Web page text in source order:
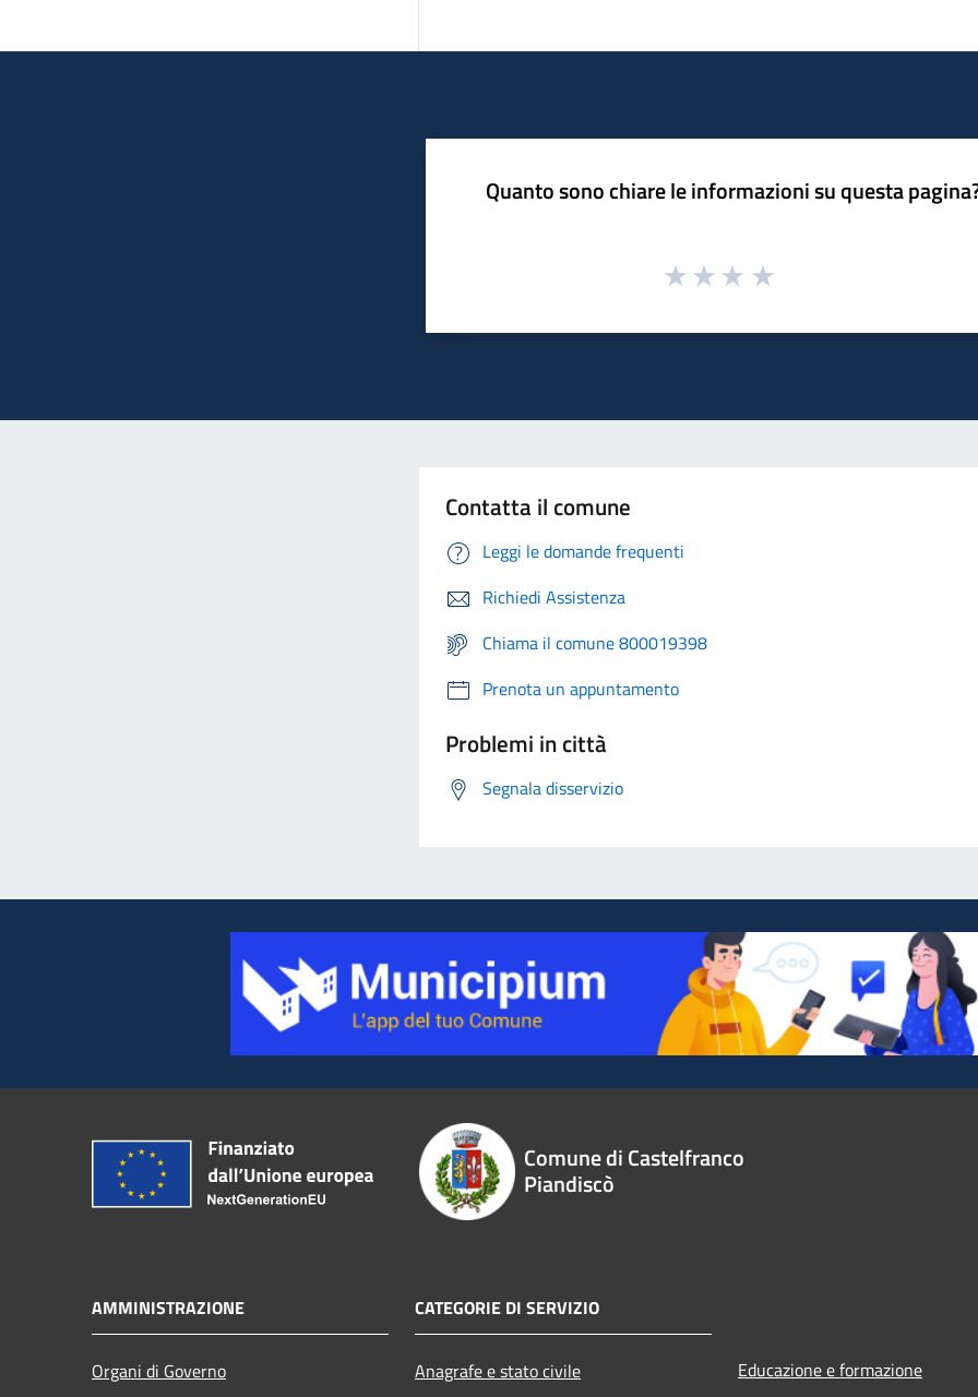
Quanto sono chiare le informazioni su questa
Contatta il comune
Leggi le domande frequenti
Richiedi Assistenza
Chiama il comune 800019398
Prenota un appuntamento
Problemi in città
Segnala disservizio
Comune di Castelfranco
Piandiscò
AMMINISTRAZIONE
Organi di Governo
CATEGORIE DI SERVIZIO
Anagrafe e stato civile
Educazione e formazione